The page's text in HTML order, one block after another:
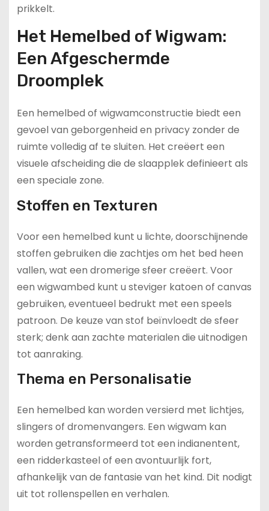
prikkelt.
Het Hemelbed of Wigwam:
Een Afgeschermde
Droomplek
Een hemelbed of wigwamconstructie biedt een
gevoel van geborgenheid en privacy zonder de
ruimte volledig af te sluiten. Het creëert een
visuele afscheiding die de slaapplek definieert als
een speciale zone.
Stoffen en Texturen
Voor een hemelbed kunt u lichte, doorschijnende
stoffen gebruiken die zachtjes om het bed heen
vallen, wat een dromerige sfeer creëert. Voor
een wigwambed kunt u steviger katoen of canvas
gebruiken, eventueel bedrukt met een speels
patroon. De keuze van stof beïnvloedt de sfeer
sterk; denk aan zachte materialen die uitnodigen
tot aanraking.
Thema en Personalisatie
Een hemelbed kan worden versierd met lichtjes,
slingers of dromenvangers. Een wigwam kan
worden getransformeerd tot een indianentent,
een ridderkasteel of een avontuurlijk fort,
afhankelijk van de fantasie van het kind. Dit nodigt
uit tot rollenspellen en verhalen.